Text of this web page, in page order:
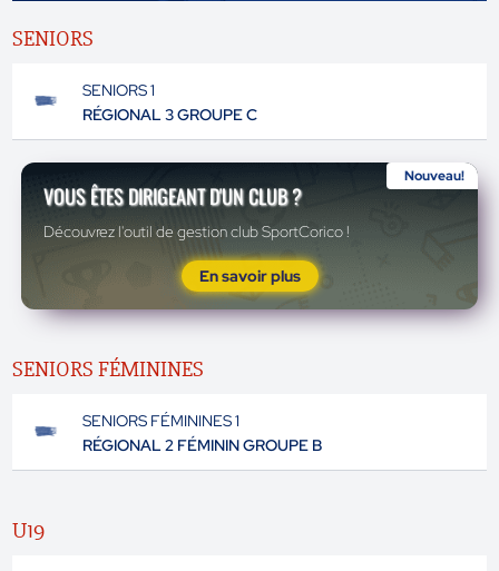
SENIORS
SENIORS 1
RÉGIONAL 3 GROUPE C
Nouveau!
VOUS ÊTES DIRIGEANT D'UN CLUB ?
Découvrez l'outil de gestion club SportCorico !
En savoir plus
SENIORS FÉMININES
SENIORS FÉMININES 1
RÉGIONAL 2 FÉMININ GROUPE B
U19